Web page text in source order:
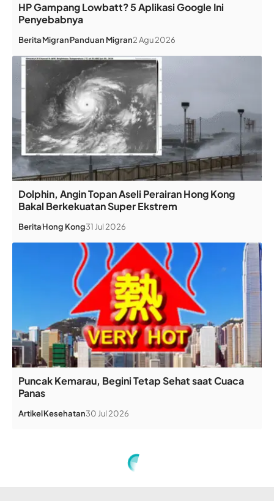
HP Gampang Lowbatt? 5 Aplikasi Google Ini
Penyebabnya
BeritaMigranPanduan Migran2 Agu 2026
Dolphin, Angin Topan Aseli Perairan Hong Kong
Bakal Berkekuatan Super Ekstrem
BeritaHong Kong31 Jul 2026
Puncak Kemarau, Begini Tetap Sehat saat Cuaca
Panas
ArtikelKesehatan30 Jul 2026
Pengadilan Internasional memerintahkan Israel hentikan aksi genosida di Jalur Gaza
BERITA